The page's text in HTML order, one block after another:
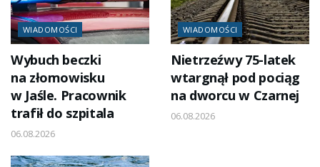
WIADOMOŚCI
Wybuch beczki
na złomowisku
w Jaśle. Pracownik
trafił do szpitala
06.08.2026
WIADOMOŚCI
Nietrzeźwy 75-latek
wtargnął pod pociąg
na dworcu w Czarnej
06.08.2026